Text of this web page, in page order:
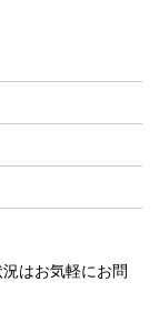
はお気軽にお問